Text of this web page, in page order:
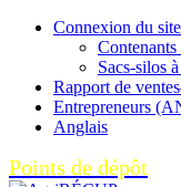
Connexion du
Contenants
Sacs-silos
Rapport de
Entrepreneurs
Anglais
Points de dépôt